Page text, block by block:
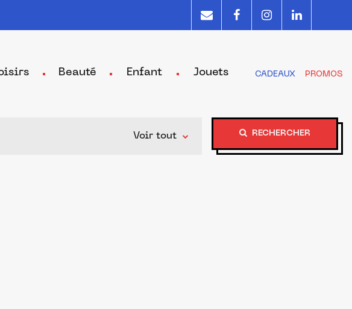
Beauté Enfant Jouets CADEAUX PROMOS
Voir tout RECHERCHER